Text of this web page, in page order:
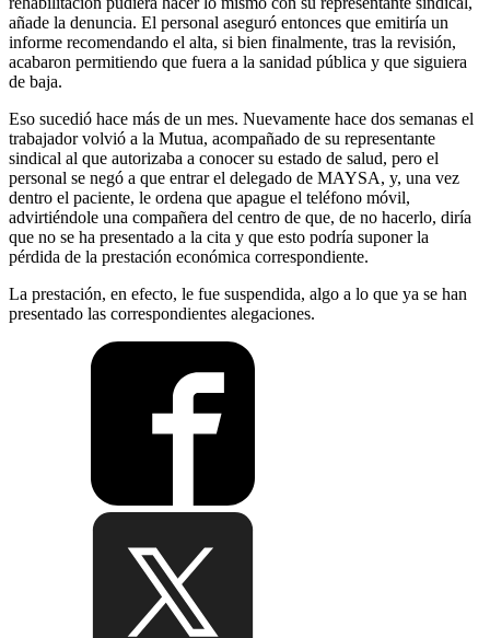
añade la denuncia. El personal aseguró entonces que emitiría un
informe recomendando el alta, si bien finalmente, tras la revisión,
acabaron permitiendo que fuera a la sanidad pública y que siguiera
de baja.
Eso sucedió hace más de un mes. Nuevamente hace dos semanas el
trabajador volvió a la Mutua, acompañado de su representante
sindical al que autorizaba a conocer su estado de salud, pero el
personal se negó a que entrar el delegado de MAYSA, y, una vez
dentro el paciente, le ordena que apague el teléfono móvil,
advirtiéndole una compañera del centro de que, de no hacerlo, diría
que no se ha presentado a la cita y que esto podría suponer la
pérdida de la prestación económica correspondiente.
La prestación, en efecto, le fue suspendida, algo a lo que ya se han
presentado las correspondientes alegaciones.